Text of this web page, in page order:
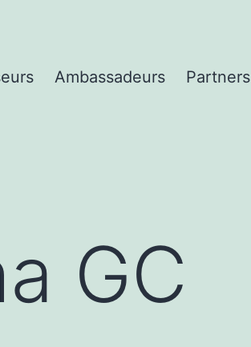
Ambassadeurs Partners
GC